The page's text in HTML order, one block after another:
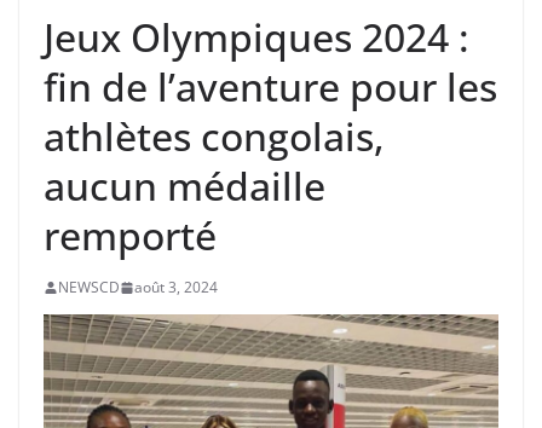
Jeux Olympiques 2024 :
fin de l’aventure pour les
athlètes congolais,
aucun médaille
remporté
NEWSCD août 3, 2024